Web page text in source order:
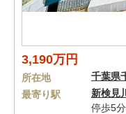
3,190万円
所在地 千葉県
最寄り駅
新検見
停歩5分